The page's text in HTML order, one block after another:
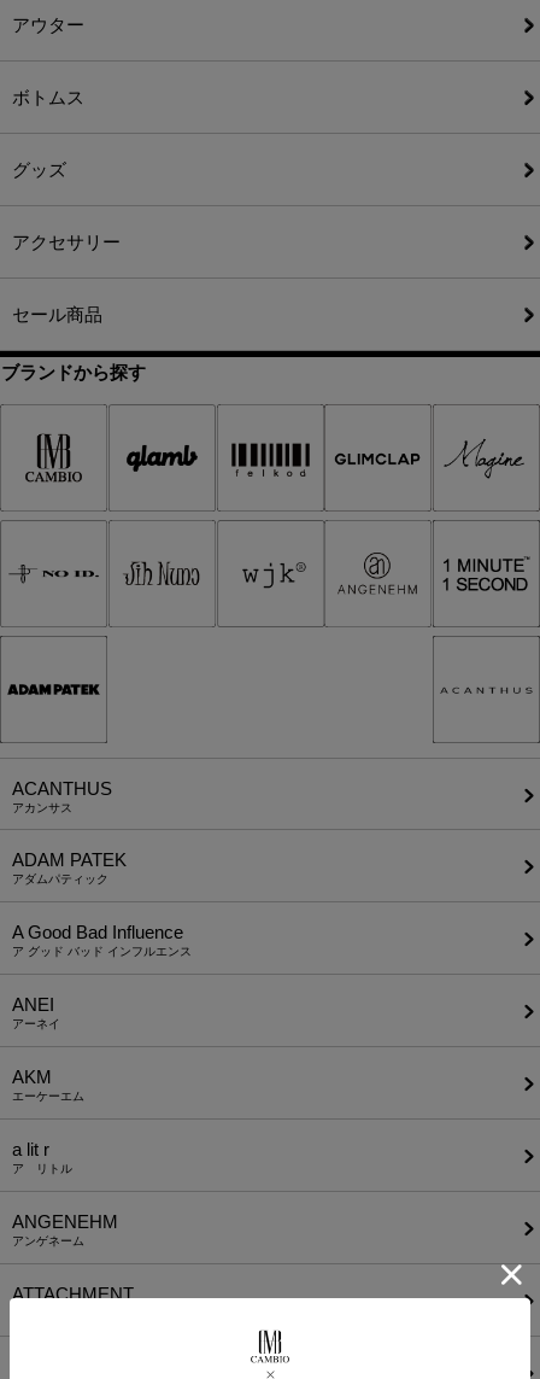
アウター
ボトムス
グッズ
アクセサリー
セール商品
ブランドから探す
ACANTHUS
アカンサス
ADAM PATEK
アダムパティック
A Good Bad Influence
ア グッド バッド インフルエンス
ANEI
アーネイ
AKM
エーケーエム
a lit r
ア リトル
ANGENEHM
アンゲネーム
ATTACHMENT